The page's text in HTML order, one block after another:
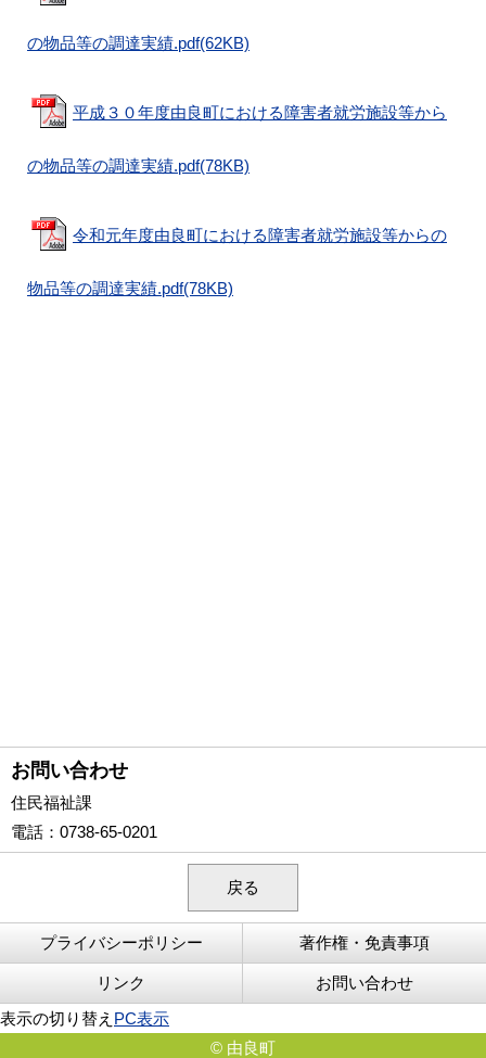
の物品等の調達実績.pdf(62KB)
平成３０年度由良町における障害者就労施設等から
の物品等の調達実績.pdf(78KB)
令和元年度由良町における障害者就労施設等からの
物品等の調達実績.pdf(78KB)
お問い合わせ
住民福祉課
電話 ：0738-65-0201
戻る
プライバシーポリシー 著作権・免責事項
リンク
お問い合わせ
表示の切り替え PC表示
© 由良町